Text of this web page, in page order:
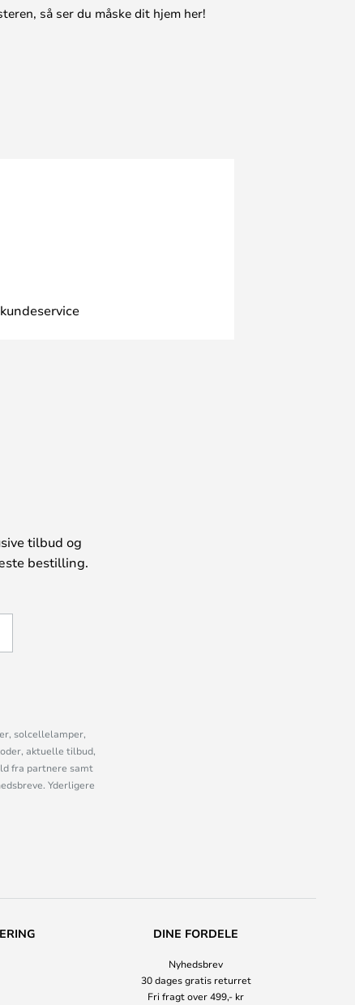
så ser du måske dit hjem her!
tilbud og
bestilling.
solcellelamper,
aktuelle tilbud,
fra partnere samt
Yderligere
DINE FORDELE
Nyhedsbrev
30 dages gratis returret
Fri fragt over 499,- kr